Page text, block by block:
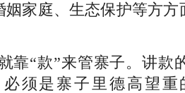
姻家庭、生态保护等方方
靠“款”来管寨子。讲款
须是寨子里德高望重